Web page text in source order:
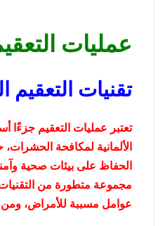
عمليات
تقنيات
تعتبر عمليات التعقيم
الألمانية لمكافحة
الحفاظ على بيئات صحية
مجموعة متطورة من
عوامل مسببة للأمراض، ومن